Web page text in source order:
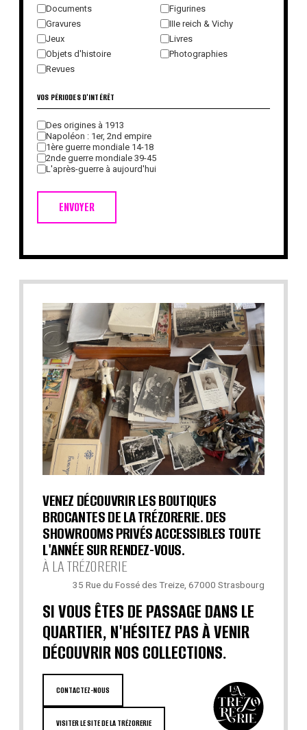
Documents
Figurines
Gravures
IIIe reich & Vichy
Jeux
Livres
Objets d'histoire
Photographies
Revues
ENVOYER
VOS PÉRIODES D'INTÉRÊT
Des origines à 1913
Napoléon : 1er, 2nd empire
1ère guerre mondiale 14-18
2nde guerre mondiale 39-45
L'après-guerre à aujourd'hui
VENEZ DÉCOUVRIR LES BOUTIQUES
BROCANTES DE LA TRÉZORERIE. DES
SHOWROOMS PRIVÉS ACCESSIBLES TOUTE
L'ANNÉE SUR RENDEZ-VOUS.
À LA TRÉZORERIE
35 Rue du Fossé des Treize, 67000 Strasbourg
SI VOUS ÊTES DE PASSAGE DANS LE
QUARTIER, N'HÉSITEZ PAS À VENIR
DÉCOUVRIR NOS COLLECTIONS.
CONTACTEZ-NOUS
VISITER LE SITE DE LA TRÉZORERIE